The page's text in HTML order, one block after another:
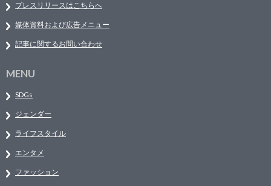
プレスリリースはこちらへ
媒体資料および広告メニュー
記事に関するお問い合わせ
MENU
SDGs
ジェンダー
ライフスタイル
エンタメ
ファッション